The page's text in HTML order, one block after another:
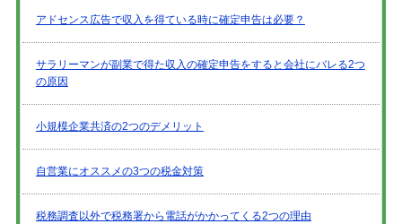
アドセンス広告で収入を得ている時に確定申告は必要？
サラリーマンが副業で得た収入の確定申告をすると会社にバレる2つ
の原因
小規模企業共済の2つのデメリット
自営業にオススメの3つの税金対策
税務調査以外で税務署から電話がかかってくる2つの理由